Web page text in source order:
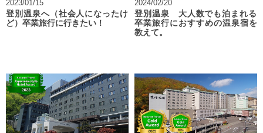
2023/01/15
登別温泉へ（社会人になったけ
ど）卒業旅行に行きたい！
2024/02/20
登別温泉 大人数でも泊まれる
卒業旅行におすすめの温泉宿を
教えて。